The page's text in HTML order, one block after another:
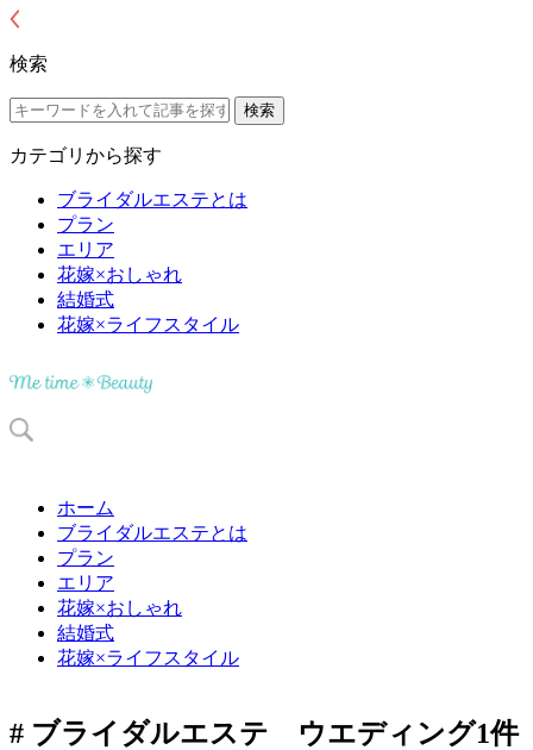
検索
カテゴリから探す
ブライダルエステとは
プラン
エリア
花嫁×おしゃれ
結婚式
花嫁×ライフスタイル
ホーム
ブライダルエステとは
プラン
エリア
花嫁×おしゃれ
結婚式
花嫁×ライフスタイル
# ブライダルエステ ウエディング1件